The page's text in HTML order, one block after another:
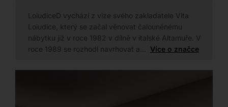
LoiudiceD vychází z vize svého zakladatele Vita
Loiudice, který se začal věnovat čalouněnému
nábytku již v roce 1982 v dílně v italské Altamuře. V
roce 1989 se rozhodl navrhovat a… Více o značce